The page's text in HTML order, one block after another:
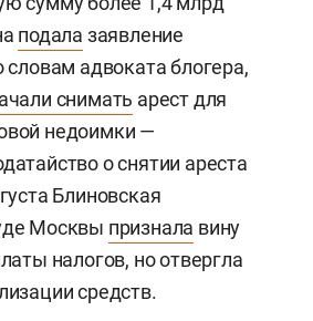
подала заявление
словам адвоката блогера,
снимать арест для
недоимки —
о снятии ареста
Блиновская
Москвы признала вину
налогов, но отвергла
средств.